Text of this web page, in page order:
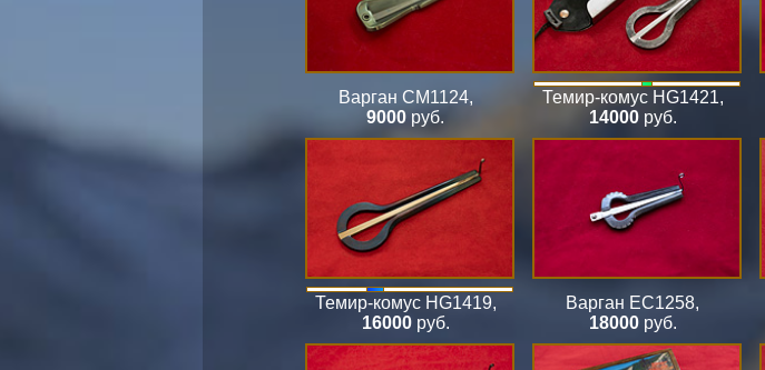
Варган СМ1124,
9000 руб.
Темир-комус HG1421,
14000руб.
Темир-комус HG1419,
16000руб.
Варган ЕС1258,
18000руб.